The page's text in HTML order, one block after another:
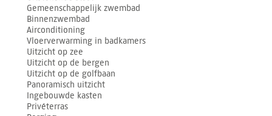
Gemeenschappelijk zwembad
Binnenzwembad
Airconditioning
Vloerverwarming in badkamers
Uitzicht op zee
Uitzicht op de bergen
Uitzicht op de golfbaan
Panoramisch uitzicht
Ingebouwde kasten
Privéterras